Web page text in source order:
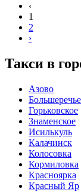
‹
1
2
›
Такси в
Азово
Большеречье
Горьковское
Знаменское
Исилькуль
Калачинск
Колосовка
Кормиловка
Красноярка
Красный Яр